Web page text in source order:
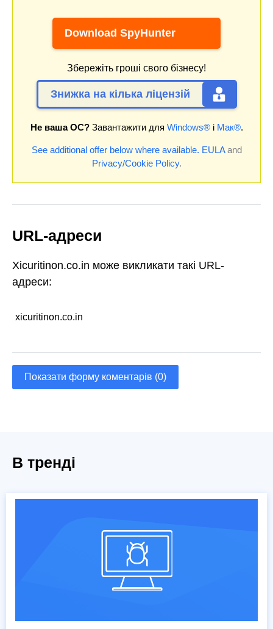
Download SpyHunter
Збережіть гроші свого бізнесу!
Знижка на кілька ліцензій
Не ваша ОС?Завантажити для Windows®і Мак®.
See additional offer below where available. EULAand
Privacy/Cookie Policy.
URL-адреси
Xicuritinon.co.in може викликати такі URL-
адреси:
xicuritinon.co.in
Показати форму коментарів (0)
В тренді